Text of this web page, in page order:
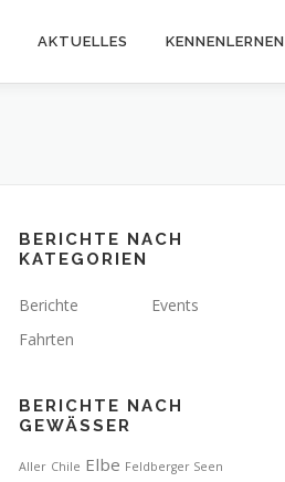
AKTUELLES KENNENLERNEN
BERICHTE NACH
KATEGORIEN
Berichte
Events
Fahrten
BERICHTE NACH
GEWÄSSER
Aller Chile Elbe Feldberger Seen